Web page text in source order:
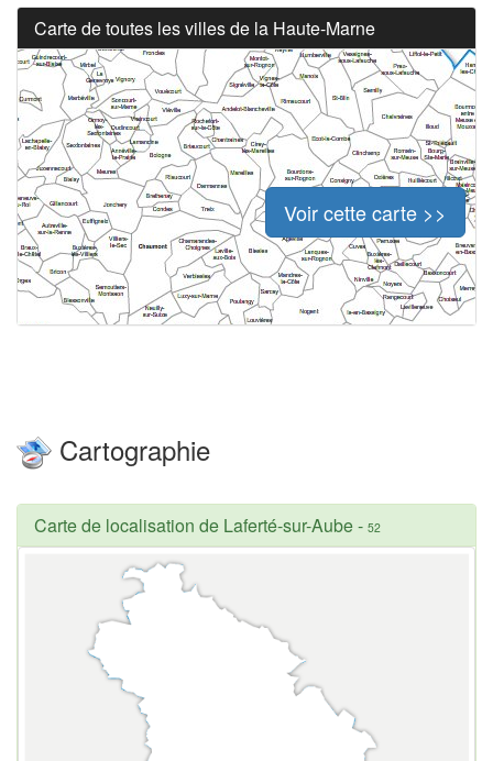
Carte de toutes les villes de la Haute-Marne
Voir cette carte >>
Cartographie
Carte de localisation de Laferté-sur-Aube- 52